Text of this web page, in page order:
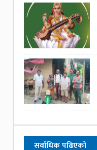
सर्वाधिक पढिएको